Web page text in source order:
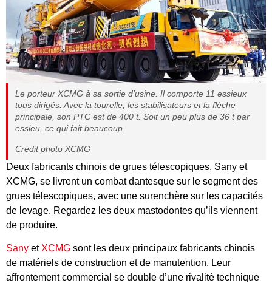
Le porteur XCMG à sa sortie d’usine. Il comporte 11 essieux
tous dirigés. Avec la tourelle, les stabilisateurs et la flèche
principale, son PTC est de 400 t. Soit un peu plus de 36 t par
essieu, ce qui fait beaucoup.
Crédit photo XCMG
Deux fabricants chinois de grues télescopiques, Sany et
XCMG, se livrent un combat dantesque sur le segment des
grues télescopiques, avec une surenchère sur les capacités
de levage. Regardez les deux mastodontes qu’ils viennent
de produire.
Sany et XCMG sont les deux principaux fabricants chinois
de matériels de construction et de manutention. Leur
affrontement commercial se double d’une rivalité technique